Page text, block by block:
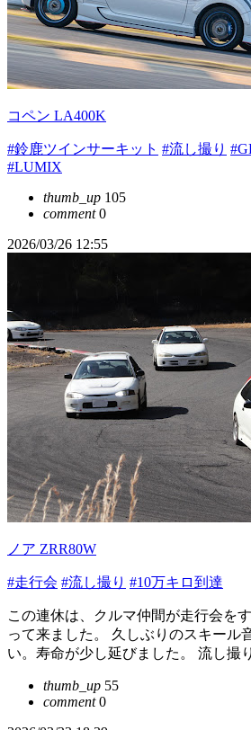
コペン LA400K
#鈴鹿ツインサーキット #流し撮り
#LUMIX
thumb_up 105
comment0
2026/03/26 12:55
ノア ZRR80W
#走行会 #流し撮り #10万キロ到達
この連休は、クルマ仲間が走行会を
って来ました。 久しぶりのスキール
い。寿命が少し延びました。 流し撮
thumb_up 55
comment0